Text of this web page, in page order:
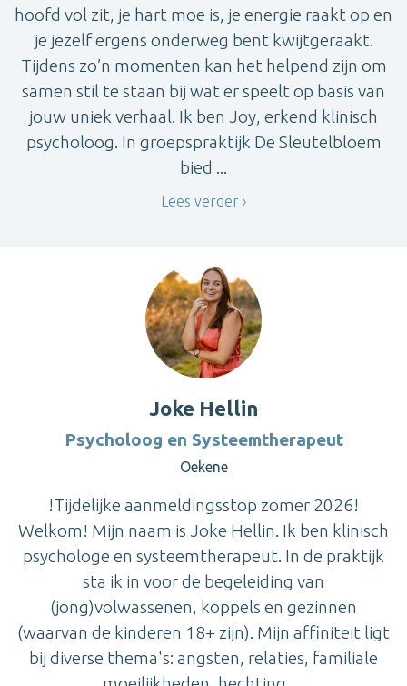
hoofd vol zit, je hart moe is, je energie raakt op en
je jezelf ergens onderweg bent kwijtgeraakt.
Tijdens zo’n momenten kan het helpend zijn om
samen stil te staan bij wat er speelt op basis van
jouw uniek verhaal. Ik ben Joy, erkend klinisch
psycholoog. In groepspraktijk De Sleutelbloem
bied ...
Lees verder
Joke Hellin
Psycholoog en Systeemtherapeut
Oekene
!Tijdelijke aanmeldingsstop zomer 2026!
Welkom! Mijn naam is Joke Hellin. Ik ben klinisch
psychologe en systeemtherapeut. In de praktijk
sta ik in voor de begeleiding van
(jong)volwassenen, koppels en gezinnen
(waarvan de kinderen 18+ zijn). Mijn affiniteit ligt
bij diverse thema's: angsten, relaties, familiale